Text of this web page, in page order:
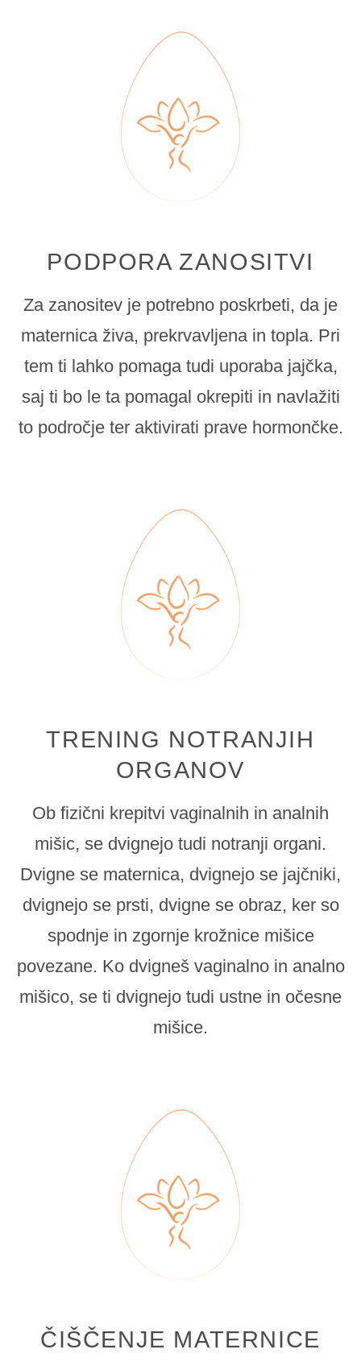
PODPORA ZANOSITVI
Za zanositev je potrebno poskrbeti, da je
maternica živa, prekrvavljena in topla. Pri
tem ti lahko pomaga tudi uporaba jajčka,
saj ti bo le ta pomagal okrepiti in navlažiti
to področje ter aktivirati prave hormončke.
TRENING NOTRANJIH
ORGANOV
Ob fizični krepitvi vaginalnih in analnih
mišic, se dvignejo tudi notranji organi.
Dvigne se maternica, dvignejo se jajčniki,
dvignejo se prsti, dvigne se obraz, ker so
spodnje in zgornje krožnice mišice
povezane. Ko dvigneš vaginalno in analno
mišico, se ti dvignejo tudi ustne in očesne
mišice.
ČIŠČENJE MATERNICE